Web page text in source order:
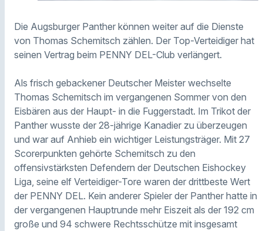
Die Augsburger Panther können weiter auf die Dienste
von Thomas Schemitsch zählen. Der Top-Verteidiger hat
seinen Vertrag beim PENNY DEL-Club verlängert.
Als frisch gebackener Deutscher Meister wechselte
Thomas Schemitsch im vergangenen Sommer von den
Eisbären aus der Haupt- in die Fuggerstadt. Im Trikot der
Panther wusste der 28-jährige Kanadier zu überzeugen
und war auf Anhieb ein wichtiger Leistungsträger. Mit 27
Scorerpunkten gehörte Schemitsch zu den
offensivstärksten Defendern der Deutschen Eishockey
Liga, seine elf Verteidiger-Tore waren der drittbeste Wert
der PENNY DEL. Kein anderer Spieler der Panther hatte in
der vergangenen Hauptrunde mehr Eiszeit als der 192 cm
große und 94 schwere Rechtsschütze mit insgesamt